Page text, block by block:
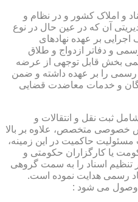
و املاک کشور و در نظام و
آن که در عین حال در نوع
بر عهده نهادهای
و دفاتر ازدواج و طلاق
بخش قابل توجهی از عرضه
رسمی را بر عهده داشته و ضمن
و خدمات معاضدت قضایی
ثبت نقل و انتقالات و
خصوصی متخصص، علاوه بر بالا
حاکمیت در این زمینه،
یا کارگزاران حکومتی و
تنظیم اسناد را به سمت گروهی
رسمی هدایت نموده است.
وصول می شود :